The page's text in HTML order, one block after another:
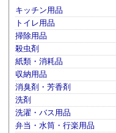
キッチン用品
トイレ用品
掃除用品
殺虫剤
紙類・消耗品
収納用品
消臭剤・芳香剤
洗剤
洗濯・バス用品
弁当・水筒・行楽用品